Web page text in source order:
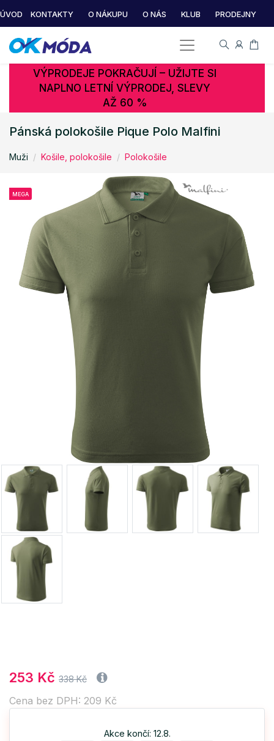
ÚVOD KONTAKTY O NÁKUPU O NÁS KLUB PRODEJNY
VÝPRODEJE POKRAČUJÍ – UŽIJTE SI
NAPLNO LETNÍ VÝPRODEJ, SLEVY
AŽ 60 %
Pánská polokošile Pique Polo Malfini
Muži Košile, polokošile Polokošile
MEGA
253 Kč 338 Kč
Cena bez DPH: 209 Kč
Akce končí: 12.8.